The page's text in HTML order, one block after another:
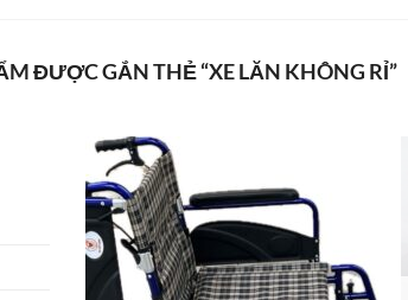
ĐƯỢC GẮN THẺ “XE LĂN KHÔNG RỈ”